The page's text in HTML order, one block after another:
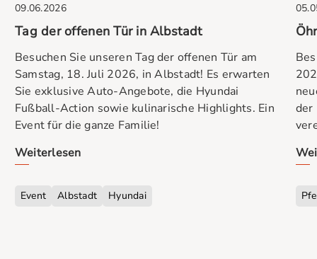
09.06.2026
Tag der offenen Tür in Albstadt
Besuchen Sie unseren Tag der offenen Tür am
Samstag, 18. Juli 2026, in Albstadt! Es erwarten
Sie exklusive Auto-Angebote, die Hyundai
Fußball-Action sowie kulinarische Highlights. Ein
Event für die ganze Familie!
Weiterlesen
Event Albstadt Hyundai
der